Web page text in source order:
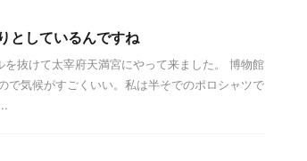
としているんですね
抜けて太宰府天満宮にやって来ました。 博物館
で気候がすごくいい。私は半そでのポロシャツで